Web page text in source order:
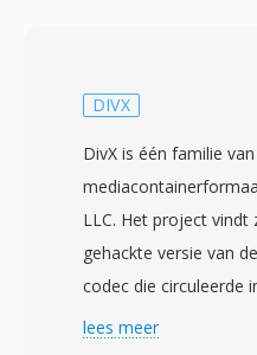
niveaus, waardoor
professionele
wereldwijd,
en ISDB-standaarden,
DIVX
DivX is één familie
LLC. Het project vindt
gehackte versie van
codec die circuleerde
maar de legitieme
lees meer